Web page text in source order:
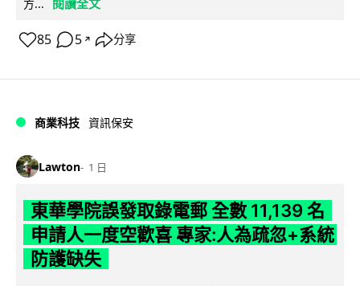
方...
閱讀全文
85 5 ↗ 分享
商業科技 資訊保安
Lawton 1 日
東華學院誤發取錄電郵 全數 11,139 名
申請人一度空歡喜 專家:人為疏忽+系統
防護缺失